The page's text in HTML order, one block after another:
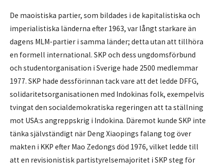
De maoistiska partier, som bildades i de kapitalistiska och
imperialistiska länderna efter 1963, var långt starkare än
dagens MLM-partier i samma länder; detta utan att tillhöra
en formell international. SKP och dess ungdomsförbund
och studentorganisation i Sverige hade 2500 medlemmar
1977. SKP hade dessförinnan tack vare att det ledde DFFG,
solidaritetsorganisationen med Indokinas folk, exempelvis
tvingat den socialdemokratiska regeringen att ta ställning
mot USA:s angreppskrig i Indokina. Däremot kunde SKP inte
tänka självständigt när Deng Xiaopings falang tog över
makten i KKP efter Mao Zedongs död 1976, vilket ledde till
att en revisionistisk partistyrelsemajoritet i SKP steg för